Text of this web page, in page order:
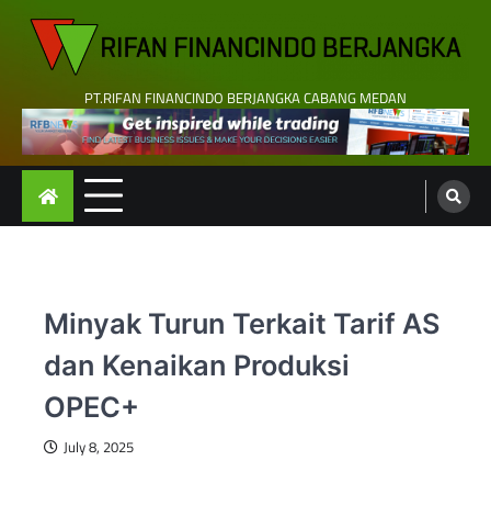
content
PT.RIFAN FINANCINDO BERJANGKA CABANG MEDAN
Minyak Turun Terkait Tarif AS
dan Kenaikan Produksi
OPEC+
July 8, 2025